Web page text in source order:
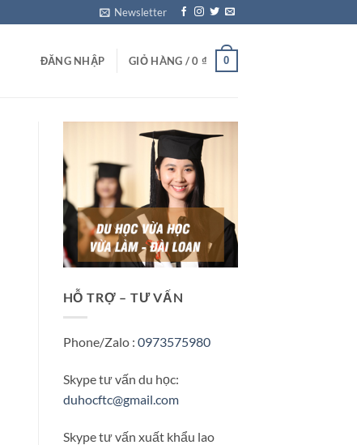
Newsletter
ĐĂNG NHẬP GIỎ HÀNG /0 ₫ 0
HỖ TRỢ – TƯ VẤN
Phone/Zalo : 0973575980
Skype tư vấn du học:
duhocftc@gmail.com
Skype tư vấn xuất khẩu lao